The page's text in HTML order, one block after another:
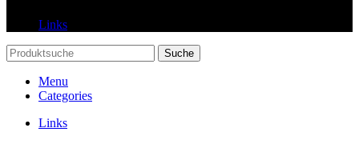
Links
Suche
Menu
Categories
Links